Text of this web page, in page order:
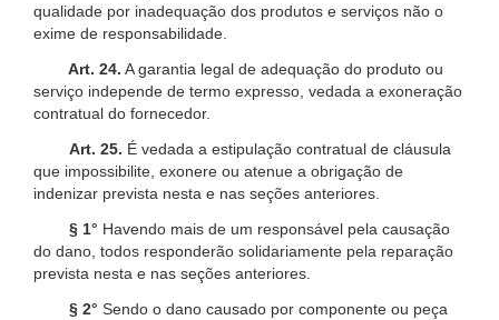
qualidade por inadequação dos produtos e serviços não o
exime de responsabilidade.
Art. 24. A garantia legal de adequação do produto ou
serviço independe de termo expresso, vedada a exoneração
contratual do fornecedor.
Art. 25. É vedada a estipulação contratual de cláusula
que impossibilite, exonere ou atenue a obrigação de
indenizar prevista nesta e nas seções anteriores.
§ 1° Havendo mais de um responsável pela causação
do dano, todos responderão solidariamente pela reparação
prevista nesta e nas seções anteriores.
§ 2° Sendo o dano causado por componente ou peça